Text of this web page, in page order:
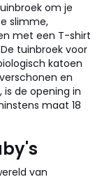
om je
slimme,
met een T-shirt
tuinbroek voor
katoen
en
de opening in
maat 18
van